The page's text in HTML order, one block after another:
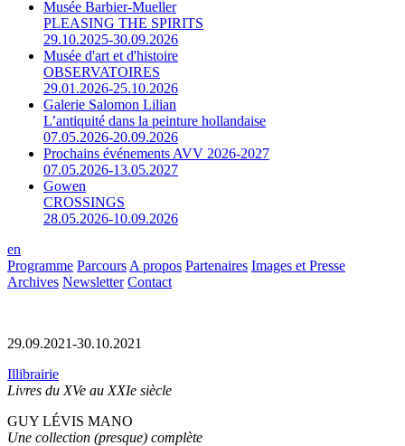
Musée Barbier-Mueller
PLEASING THE SPIRITS
29.10.2025-30.09.2026
Musée d'art et d'histoire
OBSERVATOIRES
29.01.2026-25.10.2026
Galerie Salomon Lilian
L’antiquité dans la peinture hollandaise
07.05.2026-20.09.2026
Prochains événements AVV 2026-2027
07.05.2026-13.05.2027
Gowen
CROSSINGS
28.05.2026-10.09.2026
en
Programme Parcours A propos Partenaires Images et Presse
Archives Newsletter Contact
29.09.2021-30.10.2021
Illibrairie
Livres du XVe au XXIe siècle
GUY LÉVIS MANO
Une collection (presque) complète